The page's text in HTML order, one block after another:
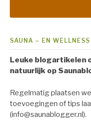
SAUNA – EN WELLNESS
Leuke blogartikelen
natuurlijk op
Regelmatig plaatsen
toevoegingen of tips
(info@saunablogger.nl).